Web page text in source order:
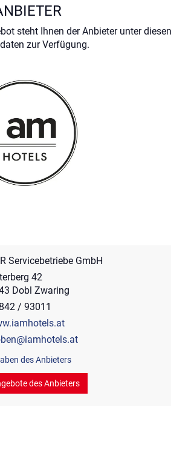
steht Ihnen der Anbieter unter diesen
zur Verfügung.
Servicebetriebe GmbH
42
Dobl Zwaring
/ 93011
des Anbieters
des Anbieters